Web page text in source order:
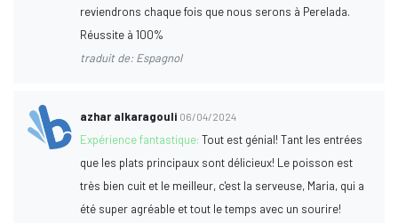
reviendrons chaque fois que nous serons à Perelada.
Réussite à 100%
traduit de: Espagnol
azhar alkaragouli 06/04/2024
Expérience fantastique:Tout est génial! Tant les entrées
que les plats principaux sont délicieux! Le poisson est
très bien cuit et le meilleur, c'est la serveuse, Maria, qui a
été super agréable et tout le temps avec un sourire!